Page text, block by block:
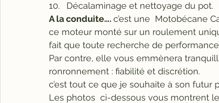
Décalaminage et nettoyage du pot.
A la conduite…. c’est une  Motobécane
ce moteur monté sur un roulement
fait que toute recherche de
Par contre, elle vous emmènera
ronronnement : fiabilité et discrétion.
c’est tout ce que je souhaite à son futur
Les photos  ci-dessous vous montrent